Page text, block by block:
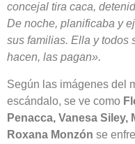
concejal tira caca,
De noche, planificaba y
sus familias. Ella y todos
hacen, las pagan».
Según las imágenes del
escándalo, se ve como
Penacca, Vanesa
Roxana Monzón se